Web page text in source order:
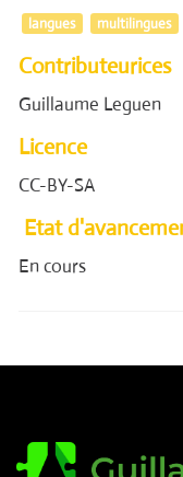
langues multilingues
Contributeurices
Guillaume Leguen
Licence
CC-BY-SA
Etat
En cours